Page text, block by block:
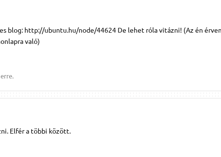
blog: http://ubuntu.hu/node/44624 De lehet róla vitázni! (Az én
való)
Elfér a többi között.